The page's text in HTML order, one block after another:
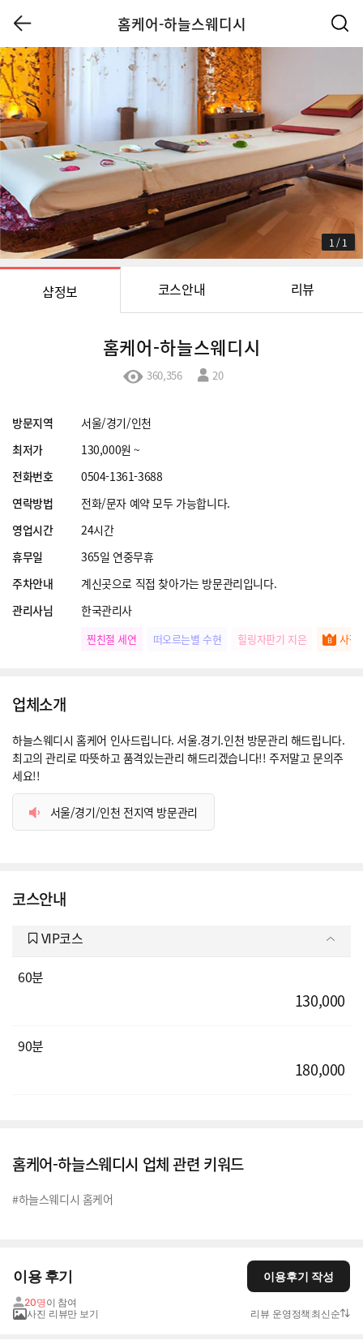
홈케어-하늘스웨디시
1 /1
샵정보 코스안내 리뷰
홈케어-하늘스웨디시
360,356 20
방문지역
서울/경기/인천
최저가
130,000원 ~
전화번호
0504-1361-3688
연락방법
전화/문자 예약 모두 가능합니다.
영업시간
24시간
휴무일
365일 연중무휴
주차안내
계신곳으로 직접 찾아가는 방문관리입니다.
관리사님
한국관리사
찐친절 세연 떠오르는별 수현 힐링자판기 지은 사장
업체소개
하늘스웨디시 홈케어 인사드립니다. 서울.경기.인천 방문관리 해드립니다.
최고의 관리로 따뜻하고 품격있는관리 해드리겠습니다!! 주저말고 문의주
세요!!
서울/경기/인천 전지역 방문관리
코스안내
VIP코스
60분
130,000
90분
180,000
홈케어-하늘스웨디시 업체 관련 키워드
#하늘스웨디시 홈케어
이용 후기 이용후기 작성
20명 이 참여
사진 리뷰만 보기
리뷰 운영정책 최신순